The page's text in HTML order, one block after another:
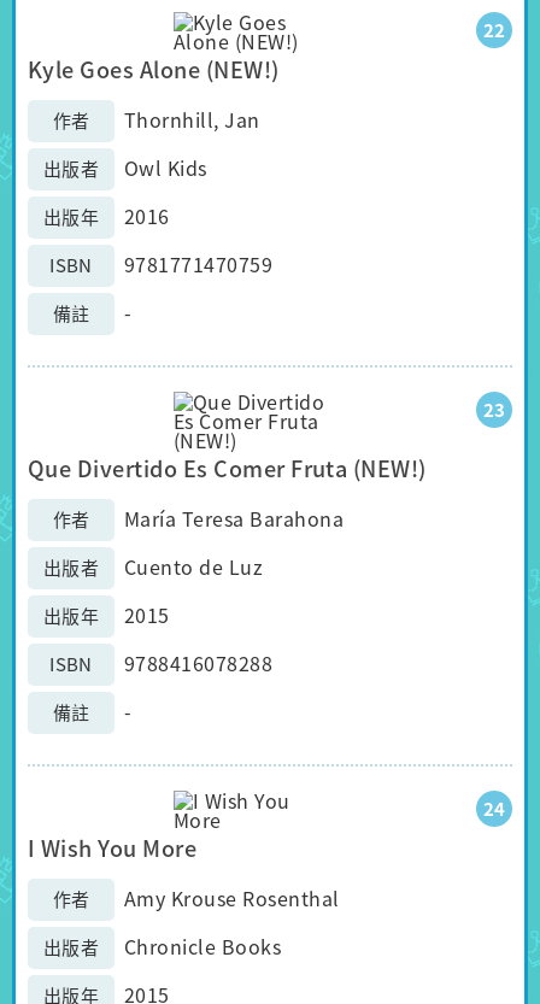
22
Kyle Goes Alone (NEW!)
作者 Thornhill, Jan
出版者 Owl Kids
出版年 2016
ISBN 9781771470759
備註 -
23
Que Divertido Es Comer Fruta (NEW!)
作者 María Teresa Barahona
出版者 Cuento de Luz
出版年 2015
ISBN 9788416078288
備註 -
24
I Wish You More
作者 Amy Krouse Rosenthal
出版者 Chronicle Books
出版年 2015